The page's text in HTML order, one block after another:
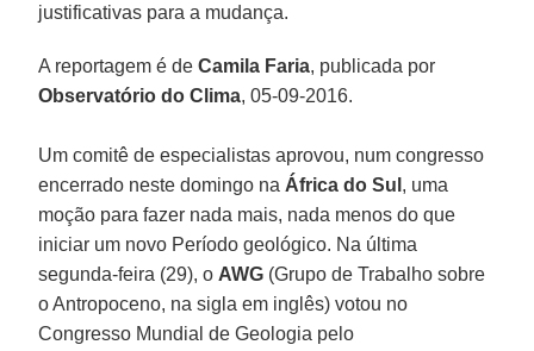
justificativas para a mudança.
A reportagem é de Camila Faria, publicada por
Observatório do Clima, 05-09-2016.
Um comitê de especialistas aprovou, num congresso
encerrado neste domingo na África do Sul , uma
moção para fazer nada mais, nada menos do que
iniciar um novo Período geológico. Na última
segunda-feira (29), o AWG (Grupo de Trabalho sobre
o Antropoceno, na sigla em inglês) votou no
Congresso Mundial de Geologia pelo